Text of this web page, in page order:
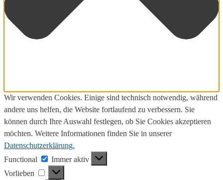
Wir verwenden Cookies. Einige sind technisch notwendig, während
andere uns helfen, die Website fortlaufend zu verbessern. Sie
können durch Ihre Auswahl festlegen, ob Sie Cookies akzeptieren
möchten. Weitere Informationen finden Sie in unserer
Datenschutzerklärung.
Functional
Functional
Immer aktiv
Vorlieben
Vorlieben